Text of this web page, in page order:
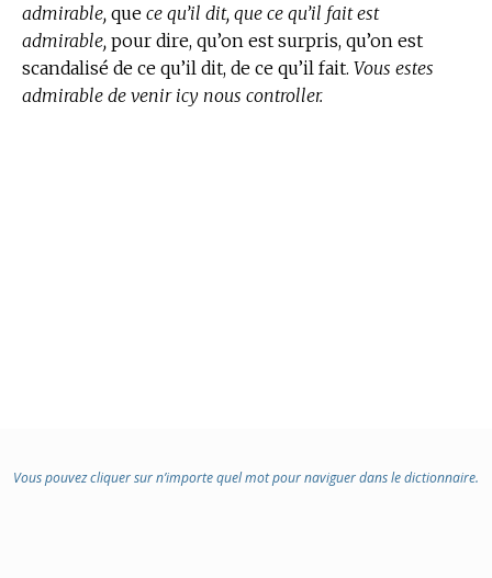
admirable, que ce qu’il dit, que ce qu’il fait est
admirable, pour dire, qu’on est surpris, qu’on est
scandalisé de ce qu’il dit, de ce qu’il fait. Vous estes
admirable de venir icy nous controller.
Vous pouvez cliquer sur n’importe quel mot pour naviguer dans le dictionnaire.